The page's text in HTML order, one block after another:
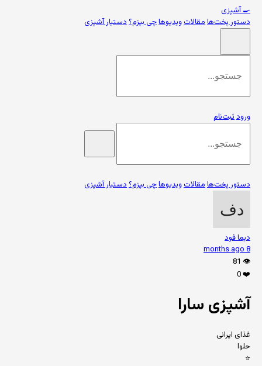
🍳آشپزی
دستور پخت‌هامقالاتویدیوهاچی بپزم؟دستیار آشپزی
ورودثبت‌نام
دستور پخت‌هامقالاتویدیوهاچی بپزم؟دستیار آشپزی
دیما فود
8 months ago
👁️
81
❤️
0
آشپزی سارا
غذای ایرانی
حلوا
⭐